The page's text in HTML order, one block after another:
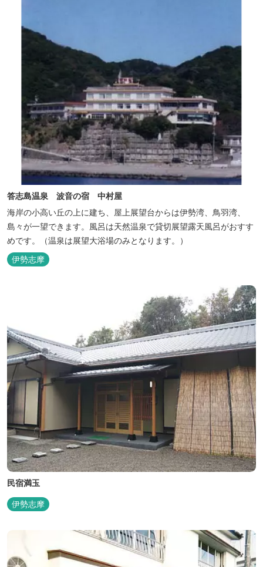
答志島温泉 波音の宿 中村屋
海岸の小高い丘の上に建ち、屋上展望台からは伊勢湾、鳥羽湾、
島々が一望できます。風呂は天然温泉で貸切展望露天風呂がおすす
めです。（温泉は展望大浴場のみとなります。）
伊勢志摩
民宿満玉
伊勢志摩